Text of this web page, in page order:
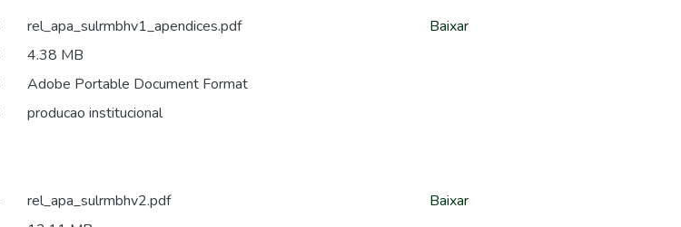
rel_apa_sulrmbhv1_apendices.pdf
4.38 MB
Adobe Portable Document Format
producao institucional
Baixar
rel_apa_sulrmbhv2.pdf
Baixar